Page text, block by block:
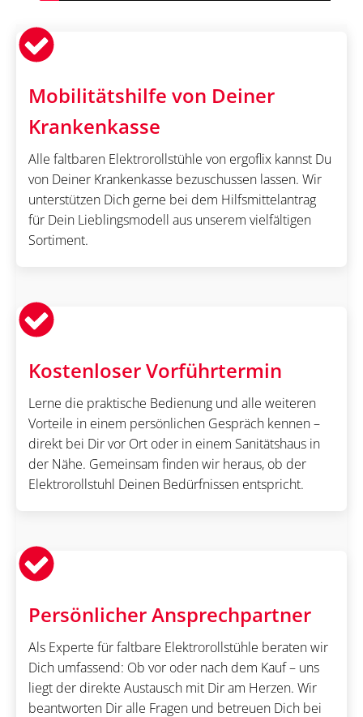
Mobilitätshilfe von Deiner
Krankenkasse
Alle faltbaren Elektrorollstühle von ergoflix kannst Du
von Deiner Krankenkasse bezuschussen lassen. Wir
unterstützen Dich gerne bei dem Hilfsmittelantrag
für Dein Lieblingsmodell aus unserem vielfältigen
Sortiment.
Kostenloser Vorführtermin
Lerne die praktische Bedienung und alle weiteren
Vorteile in einem persönlichen Gespräch kennen –
direkt bei Dir vor Ort oder in einem Sanitätshaus in
der Nähe. Gemeinsam finden wir heraus, ob der
Elektrorollstuhl Deinen Bedürfnissen entspricht.
Persönlicher Ansprechpartner
Als Experte für faltbare Elektrorollstühle beraten wir
Dich umfassend: Ob vor oder nach dem Kauf – uns
liegt der direkte Austausch mit Dir am Herzen. Wir
beantworten Dir alle Fragen und betreuen Dich bei